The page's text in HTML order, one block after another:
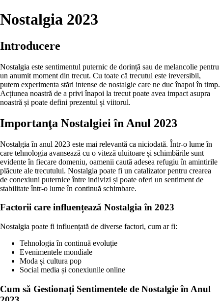
Nostalgia 2023
Introducere
Nostalgia este sentimentul puternic de dorință sau de melancolie pentru
un anumit moment din trecut. Cu toate că trecutul este ireversibil,
putem experimenta stări intense de nostalgie care ne duc înapoi în timp.
Acțiunea noastră de a privi înapoi la trecut poate avea impact asupra
noastră și poate defini prezentul și viitorul.
Importanţa Nostalgiei în Anul 2023
Nostalgia în anul 2023 este mai relevantă ca niciodată. Într-o lume în
care tehnologia avansează cu o viteză uluitoare și schimbările sunt
evidente în fiecare domeniu, oamenii caută adesea refugiu în amintirile
plăcute ale trecutului. Nostalgia poate fi un catalizator pentru crearea
de conexiuni puternice între indivizi și poate oferi un sentiment de
stabilitate într-o lume în continuă schimbare.
Factorii care influențează Nostalgia în 2023
Nostalgia poate fi influențată de diverse factori, cum ar fi:
Tehnologia în continuă evoluție
Evenimentele mondiale
Moda și cultura pop
Social media și conexiunile online
Cum să Gestionați Sentimentele de Nostalgie în Anul